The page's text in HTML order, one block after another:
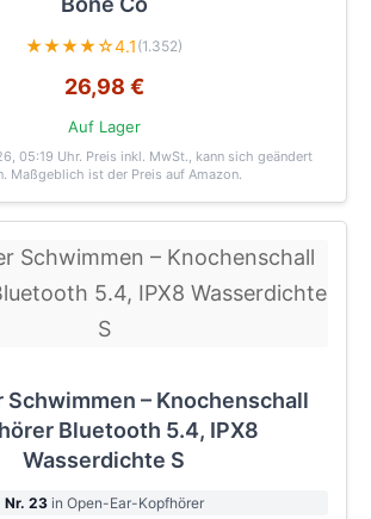
★★★★☆4.1 (1.352)
26,98 €
Auf Lager
05:19 Uhr. Preis inkl. MwSt., kann sich geändert
Maßgeblich ist der Preis auf Amazon.
Schwimmen – Knochenschall
Bluetooth 5.4, IPX8
Wasserdichte S
Nr. 23in Open-Ear-Kopfhörer